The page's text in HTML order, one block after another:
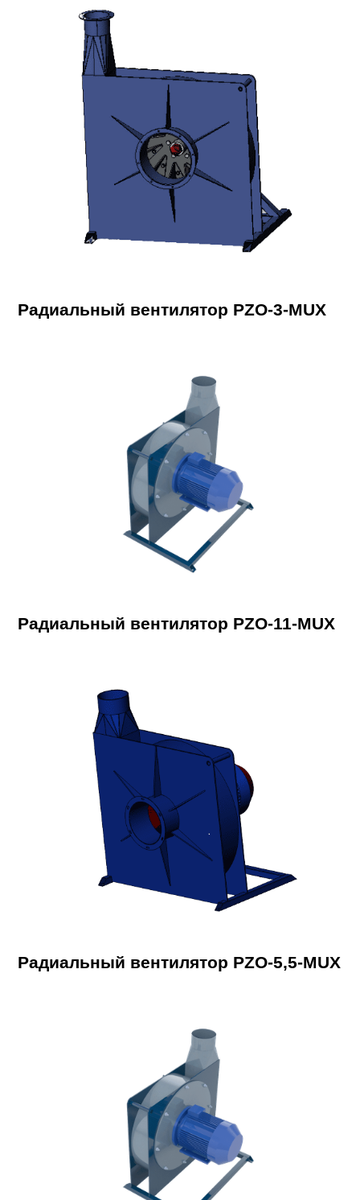
Радиальный вентилятор PZO-3-MUX
Радиальный вентилятор PZO-11-MUX
Радиальный вентилятор PZO-5,5-MUX